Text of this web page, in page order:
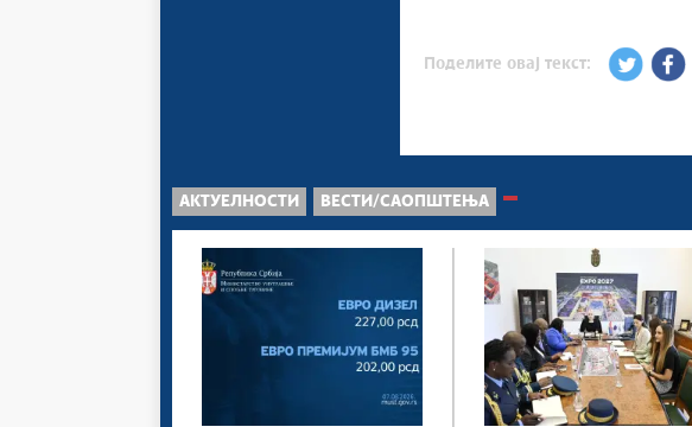
Поделите овај текст:
АКТУЕЛНОСТИ ВЕСТИ/САОПШТЕЊА